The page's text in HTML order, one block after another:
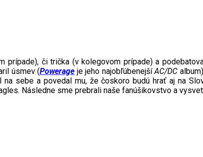
prípade), či trička (v kolegovom prípade) a
úsmev (Powerage je jeho najobľúbenejšíAC/DC
na sebe a povedal mu, že čoskoro budú hrať aj na
Následne sme prebrali naše fanúšikovstvo a